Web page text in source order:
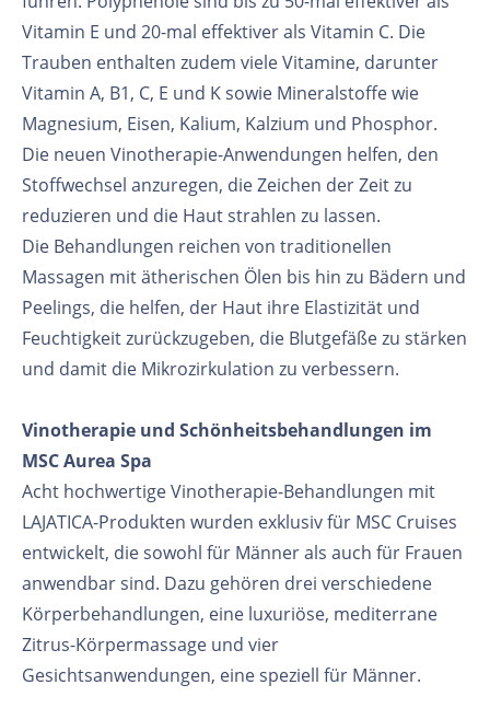
Vitamin E und 20-mal effektiver als Vitamin C. Die
Trauben enthalten zudem viele Vitamine, darunter
Vitamin A, B1, C, E und K sowie Mineralstoffe wie
Magnesium, Eisen, Kalium, Kalzium und Phosphor.
Die neuen Vinotherapie-Anwendungen helfen, den
Stoffwechsel anzuregen, die Zeichen der Zeit zu
reduzieren und die Haut strahlen zu lassen.
Die Behandlungen reichen von traditionellen
Massagen mit ätherischen Ölen bis hin zu Bädern und
Peelings, die helfen, der Haut ihre Elastizität und
Feuchtigkeit zurückzugeben, die Blutgefäße zu stärken
und damit die Mikrozirkulation zu verbessern.
Vinotherapie und Schönheitsbehandlungen im
MSC Aurea Spa
Acht hochwertige Vinotherapie-Behandlungen mit
LAJATICA-Produkten wurden exklusiv für MSC Cruises
entwickelt, die sowohl für Männer als auch für Frauen
anwendbar sind. Dazu gehören drei verschiedene
Körperbehandlungen, eine luxuriöse, mediterrane
Zitrus-Körpermassage und vier
Gesichtsanwendungen, eine speziell für Männer.